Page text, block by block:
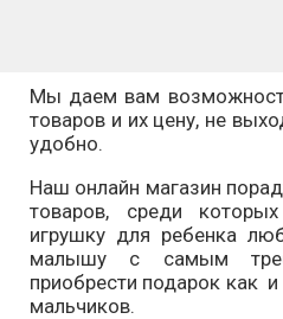
Мы даем вам
товаров и их цену, не
удобно.
Наш онлайн магазин
товаров, среди
игрушку для ребенка
малышу с самым
приобрести подарок как
мальчиков.